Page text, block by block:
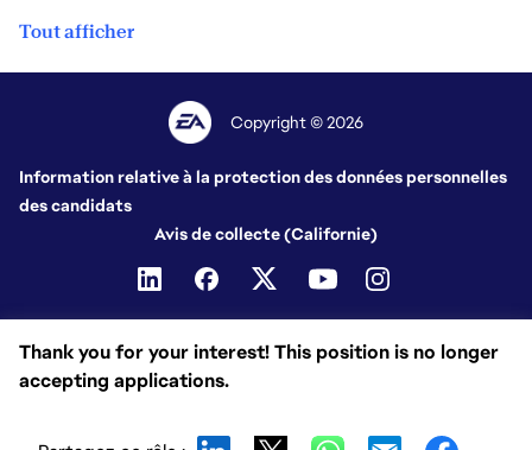
Thank you for your interest! This position is no longer
accepting applications.
Tout afficher
Copyright © 2026
Information relative à la protection des données personnelles
des candidats
Avis de collecte (Californie)